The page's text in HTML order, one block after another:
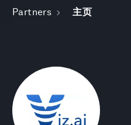
Partners 主页